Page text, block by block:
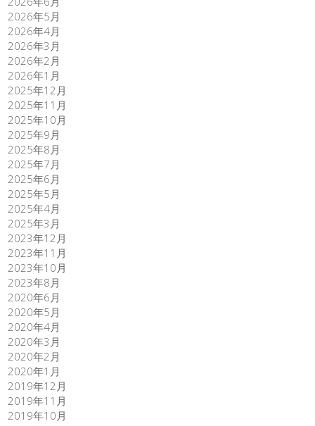
2026年5月
2026年4月
2026年3月
2026年2月
2026年1月
2025年12月
2025年11月
2025年10月
2025年9月
2025年8月
2025年7月
2025年6月
2025年5月
2025年4月
2025年3月
2023年12月
2023年11月
2023年10月
2023年8月
2020年6月
2020年5月
2020年4月
2020年3月
2020年2月
2020年1月
2019年12月
2019年11月
2019年10月